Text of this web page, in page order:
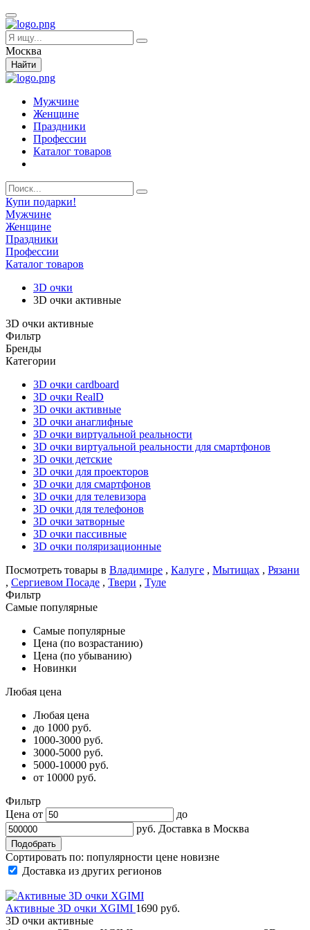
Москва
Найти
Мужчине
Женщине
Праздники
Профессии
Каталог товаров
Купи подарки!
Мужчине
Женщине
Праздники
Профессии
Каталог товаров
3D очки
3D очки активные
3D очки активные
Фильтр
Бренды
Категории
3D очки cardboard
3D очки RealD
3D очки активные
3D очки анаглифные
3D очки виртуальной реальности
3D очки виртуальной реальности для смартфонов
3D очки детские
3D очки для проекторов
3D очки для смартфонов
3D очки для телевизора
3D очки для телефонов
3D очки затворные
3D очки пассивные
3D очки поляризационные
Посмотреть товары в Владимире , Калуге , Мытищах , Рязани
, Сергиевом Посаде , Твери , Туле
Фильтр
Самые популярные
Самые популярные
Цена (по возрастанию)
Цена (по убыванию)
Новинки
Любая цена
Любая цена
до 1000 руб.
1000-3000 руб.
3000-5000 руб.
5000-10000 руб.
от 10000 руб.
Фильтр
Цена от
до
руб. Доставка в Москва
Сортировать по: популярности цене новизне
Доставка из других регионов
Активные 3D очки XGIMI 1690 руб.
3D очки активные